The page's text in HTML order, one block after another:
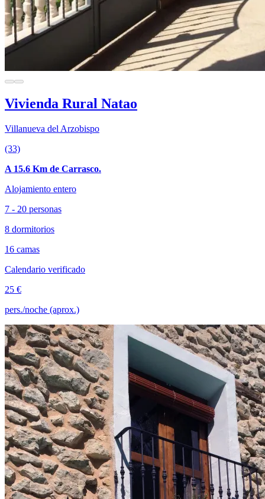
Vivienda Rural Natao
Villanueva del Arzobispo
(33)
A 15.6 Km de Carrasco.
Alojamiento entero
7 - 20 personas
8 dormitorios
16 camas
Calendario verificado
25 €
pers./noche (aprox.)